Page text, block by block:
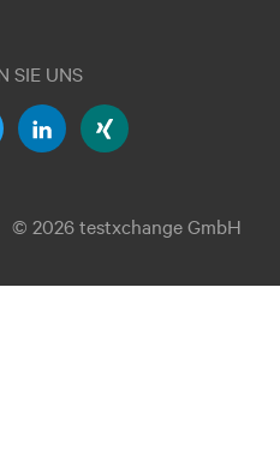
SIE UNS
© 2026 testxchange GmbH